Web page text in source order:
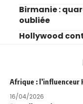
Birmanie :
oubliée
Hollywood
Afrique : l’influenceur
16/04/2026